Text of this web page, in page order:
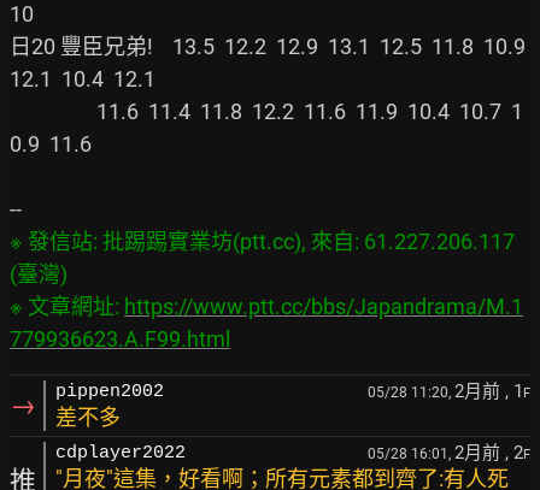
10
日20 豐臣兄弟!    13.5  12.2  12.9  13.1  12.5  11.8  10.9
12.1  10.4  12.1
0.9  11.6
※ 發信站: 批踢踢實業坊(ptt.cc), 來自: 61.227.206.117
(臺灣)
※ 文章網址: https://www.ptt.cc/bbs/Japandrama/M.1
779936623.A.F99.html
→ pippen2002 05/28 11:20, 2月前 , 1 F
差不多
推
cdplayer2022 05/28 16:01, 2月前 , 2F
"月夜"這集，好看啊；所有元素都到齊了:有人死